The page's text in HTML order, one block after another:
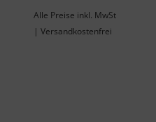
Alle Preise inkl. MwSt
| Versandkostenfrei